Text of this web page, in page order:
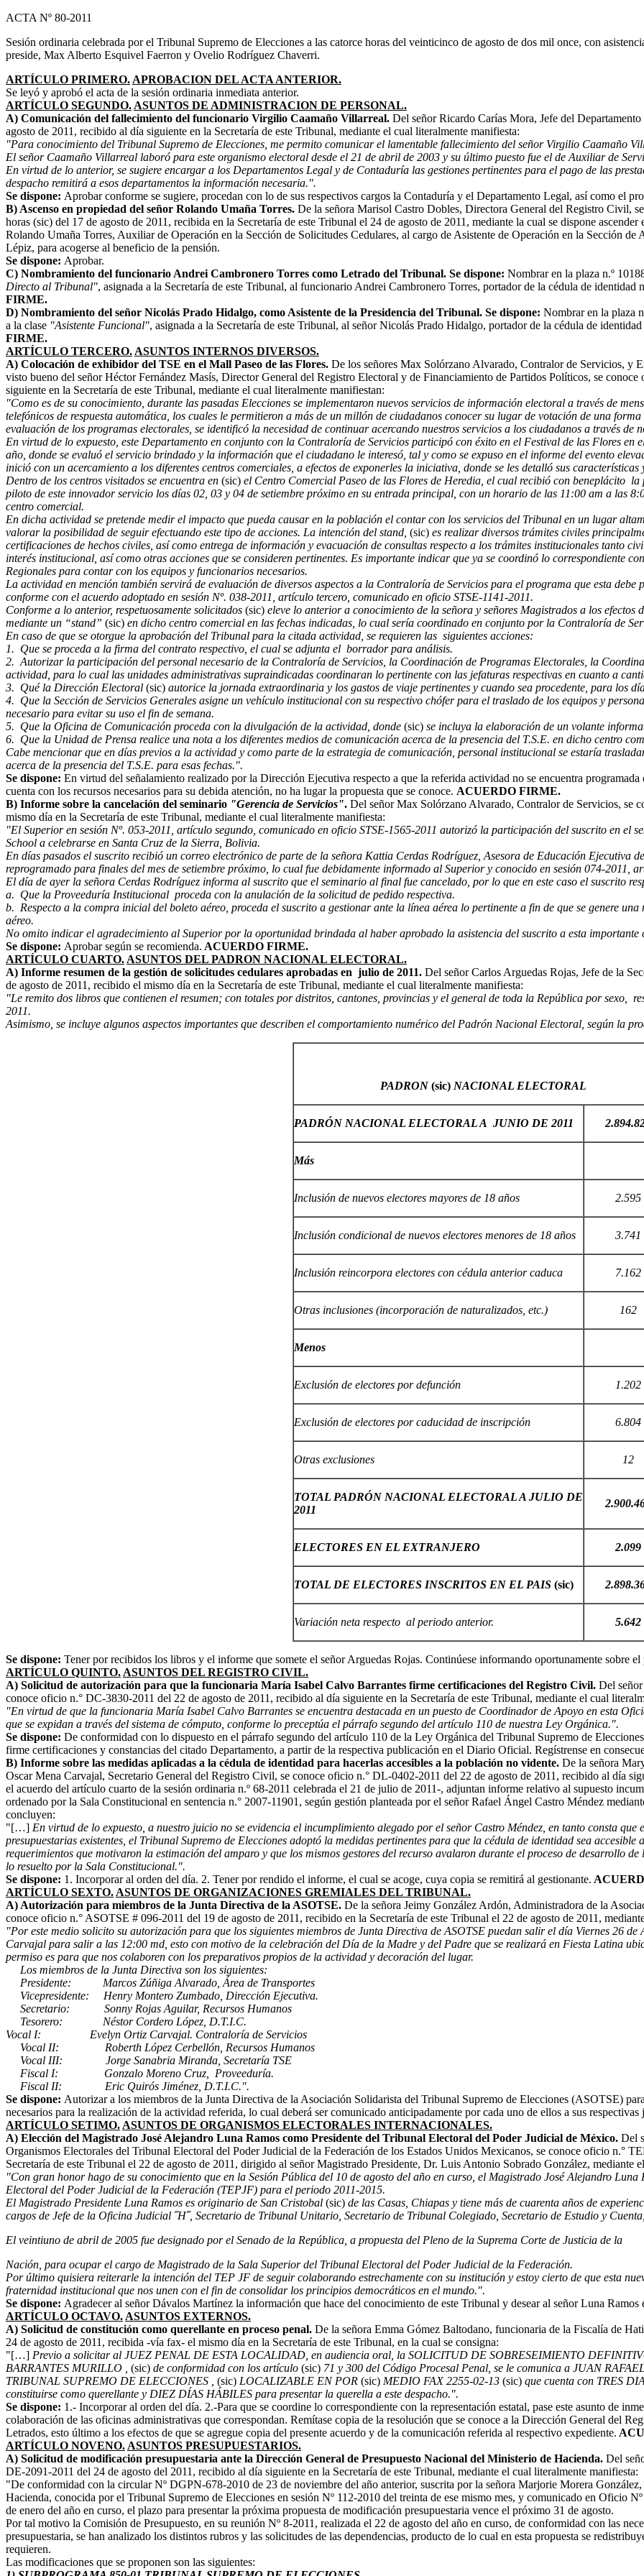
ACTA Nº 80-2011
Sesión ordinaria celebrada por el Tribunal Supremo de Elecciones a las catorce horas del veinticinco de agosto de dos mil once, con
preside, Max Alberto Esquivel Faerron y Ovelio Rodríguez Chaverri.
ARTÍCULO PRIMERO. APROBACION DEL ACTA ANTERIOR.
Se leyó y aprobó el acta de la sesión ordinaria inmediata anterior.
ARTÍCULO SEGUNDO. ASUNTOS DE ADMINISTRACION DE PERSONAL.
A) Comunicación del fallecimiento del funcionario Virgilio Caamaño Villarreal. Del señor Ricardo Carías Mora, Jefe del
agosto de 2011, recibido al día siguiente en la Secretaría de este Tribunal, mediante el cual literalmente manifiesta:
"Para conocimiento del Tribunal Supremo de Elecciones, me permito comunicar el lamentable fallecimiento del señor Virgilio Caamaño
El señor Caamaño Villarreal laboró para este organismo electoral desde el 21 de abril de 2003 y su último puesto fue el de Auxiliar de
En virtud de lo anterior, se sugiere encargar a los Departamentos Legal y de Contaduría las gestiones pertinentes para el pago de las
despacho remitirá a esos departamentos la información necesaria.".
Se dispone: Aprobar conforme se sugiere, procedan con lo de sus respectivos cargos la Contaduría y el Departamento Legal, así como el
B) Ascenso en propiedad del señor Rolando Umaña Torres. De la señora Marisol Castro Dobles, Directora General del Registro Civil,
horas (sic) del 17 de agosto de 2011, recibida en la Secretaría de este Tribunal el 24 de agosto de 2011, mediante la cual se dispone
Rolando Umaña Torres, Auxiliar de Operación en la Sección de Solicitudes Cedulares, al cargo de Asistente de Operación en la Sección
Lépiz, para acogerse al beneficio de la pensión.
Se dispone: Aprobar.
C) Nombramiento del funcionario Andrei Cambronero Torres como Letrado del Tribunal. Se dispone: Nombrar en la plaza n.º
Directo al Tribunal", asignada a la Secretaría de este Tribunal, al funcionario Andrei Cambronero Torres, portador de la cédula de identidad
FIRME.
D) Nombramiento del señor Nicolás Prado Hidalgo, como Asistente de la Presidencia del Tribunal. Se dispone: Nombrar en la plaza
a la clase "Asistente Funcional", asignada a la Secretaría de este Tribunal, al señor Nicolás Prado Hidalgo, portador de la cédula de
FIRME.
ARTÍCULO TERCERO. ASUNTOS INTERNOS DIVERSOS.
A) Colocación de exhibidor del TSE en el Mall Paseo de las Flores. De los señores Max Solórzano Alvarado, Contralor de Servicios, y
visto bueno del señor Héctor Fernández Masís, Director General del Registro Electoral y de Financiamiento de Partidos Políticos, se
siguiente en la Secretaría de este Tribunal, mediante el cual literalmente manifiestan:
"Como es de su conocimiento, durante las pasadas Elecciones se implementaron nuevos servicios de información electoral a través de
telefónicos de respuesta automática, los cuales le permitieron a más de un millón de ciudadanos conocer su lugar de votación de una
evaluación de los programas electorales, se identificó la necesidad de continuar acercando nuestros servicios a los ciudadanos a través de
En virtud de lo expuesto, este Departamento en conjunto con la Contraloría de Servicios participó con éxito en el Festival de las Flores en
año, donde se evaluó el servicio brindado y la información que el ciudadano le interesó, tal y como se expuso en el informe del evento
inició con un acercamiento a los diferentes centros comerciales, a efectos de exponerles la iniciativa, donde se les detalló sus características
Dentro de los centros visitados se encuentra en (sic) el Centro Comercial Paseo de las Flores de Heredia, el cual recibió con beneplácito
piloto de este innovador servicio los días 02, 03 y 04 de setiembre próximo en su entrada principal, con un horario de las 11:00 am a las
centro comercial.
En dicha actividad se pretende medir el impacto que pueda causar en la población el contar con los servicios del Tribunal en un lugar
valorar la posibilidad de seguir efectuando este tipo de acciones. La intención del stand, (sic) es realizar diversos trámites civiles
certificaciones de hechos civiles, así como entrega de información y evacuación de consultas respecto a los trámites institucionales tanto
interés institucional, así como otras acciones que se consideren pertinentes. Es importante indicar que ya se coordinó lo correspondiente
Regionales para contar con los equipos y funcionarios necesarios.
La actividad en mención también servirá de evaluación de diversos aspectos a la Contraloría de Servicios para el programa que esta debe
conforme con el acuerdo adoptado en sesión Nº. 038-2011, artículo tercero, comunicado en oficio STSE-1141-2011.
Conforme a lo anterior, respetuosamente solicitados (sic) eleve lo anterior a conocimiento de la señora y señores Magistrados a los
mediante un “stand” (sic) en dicho centro comercial en las fechas indicadas, lo cual sería coordinado en conjunto por la Contraloría de
En caso de que se otorgue la aprobación del Tribunal para la citada actividad, se requieren las siguientes acciones:
1. Que se proceda a la firma del contrato respectivo, el cual se adjunta el borrador para análisis.
2. Autorizar la participación del personal necesario de la Contraloría de Servicios, la Coordinación de Programas Electorales, la
actividad, para lo cual las unidades administrativas supraindicadas coordinaran lo pertinente con las jefaturas respectivas en cuanto a
3. Qué la Dirección Electoral (sic) autorice la jornada extraordinaria y los gastos de viaje pertinentes y cuando sea procedente, para los
4. Que la Sección de Servicios Generales asigne un vehículo institucional con su respectivo chófer para el traslado de los equipos y
necesario para evitar su uso el fin de semana.
5. Que la Oficina de Comunicación proceda con la divulgación de la actividad, donde (sic) se incluya la elaboración de un volante
6. Que la Unidad de Prensa realice una nota a los diferentes medios de comunicación acerca de la presencia del T.S.E. en dicho centro
Cabe mencionar que en días previos a la actividad y como parte de la estrategia de comunicación, personal institucional se estaría
acerca de la presencia del T.S.E. para esas fechas.".
Se dispone: En virtud del señalamiento realizado por la Dirección Ejecutiva respecto a que la referida actividad no se encuentra
cuenta con los recursos necesarios para su debida atención, no ha lugar la propuesta que se conoce. ACUERDO FIRME.
B) Informe sobre la cancelación del seminario "Gerencia de Servicios". Del señor Max Solórzano Alvarado, Contralor de Servicios, se
mismo día en la Secretaría de este Tribunal, mediante el cual literalmente manifiesta:
"El Superior en sesión Nº. 053-2011, artículo segundo, comunicado en oficio STSE-1565-2011 autorizó la participación del suscrito en el
School a celebrarse en Santa Cruz de la Sierra, Bolivia.
En días pasados el suscrito recibió un correo electrónico de parte de la señora Kattia Cerdas Rodríguez, Asesora de Educación Ejecutiva
reprogramado para finales del mes de setiembre próximo, lo cual fue debidamente informado al Superior y conocido en sesión 074-2011,
El día de ayer la señora Cerdas Rodríguez informa al suscrito que el seminario al final fue cancelado, por lo que en este caso el suscrito
a. Que la Proveeduría Institucional proceda con la anulación de la solicitud de pedido respectiva.
b. Respecto a la compra inicial del boleto aéreo, proceda el suscrito a gestionar ante la línea aérea lo pertinente a fin de que se genere
aéreo.
No omito indicar el agradecimiento al Superior por la oportunidad brindada al haber aprobado la asistencia del suscrito a esta
Se dispone: Aprobar según se recomienda. ACUERDO FIRME.
ARTÍCULO CUARTO. ASUNTOS DEL PADRON NACIONAL ELECTORAL.
A) Informe resumen de la gestión de solicitudes cedulares aprobadas en julio de 2011. Del señor Carlos Arguedas Rojas, Jefe de la
de agosto de 2011, recibido el mismo día en la Secretaría de este Tribunal, mediante el cual literalmente manifiesta:
"Le remito dos libros que contienen el resumen; con totales por distritos, cantones, provincias y el general de toda la República por sexo,
2011.
Asimismo, se incluye algunos aspectos importantes que describen el comportamiento numérico del Padrón Nacional Electoral, según la
PADRON (sic)NACIONAL ELECTORAL
PADRÓN NACIONAL ELECTORAL A JUNIO DE 2011
Más
Inclusión de nuevos electores mayores de 18 años 2.595
Inclusión condicional de nuevos electores menores de 18 años 3.741
Inclusión reincorpora electores con cédula anterior caduca 7.162
Otras inclusiones (incorporación de naturalizados, etc.) 162
Menos
Exclusión de electores por defunción 1.202
Exclusión de electores por caducidad de inscripción 6.804
Otras exclusiones 12
TOTAL PADRÓN NACIONAL ELECTORAL A JULIO DE
2011
ELECTORES EN EL EXTRANJERO 2.099
TOTAL DE ELECTORES INSCRITOS EN EL PAIS (sic)
Variación neta respecto al periodo anterior. 5.642
Se dispone: Tener por recibidos los libros y el informe que somete el señor Arguedas Rojas. Continúese informando oportunamente sobre el
ARTÍCULO QUINTO. ASUNTOS DEL REGISTRO CIVIL.
A) Solicitud de autorización para que la funcionaria María Isabel Calvo Barrantes firme certificaciones del Registro Civil. Del
conoce oficio n.° DC-3830-2011 del 22 de agosto de 2011, recibido al día siguiente en la Secretaría de este Tribunal, mediante el cual
"En virtud de que la funcionaria María Isabel Calvo Barrantes se encuentra destacada en un puesto de Coordinador de Apoyo en esta
que se expidan a través del sistema de cómputo, conforme lo preceptúa el párrafo segundo del artículo 110 de nuestra Ley Orgánica.".
Se dispone: De conformidad con lo dispuesto en el párrafo segundo del artículo 110 de la Ley Orgánica del Tribunal Supremo de
firme certificaciones y constancias del citado Departamento, a partir de la respectiva publicación en el Diario Oficial. Regístrense en
B) Informe sobre las medidas aplicadas a la cédula de identidad para hacerlas accesibles a la población no vidente. De la señora
Oscar Mena Carvajal, Secretario General del Registro Civil, se conoce oficio n.° DL-0402-2011 del 22 de agosto de 2011, recibido al día
el acuerdo del artículo cuarto de la sesión ordinaria n.º 68-2011 celebrada el 21 de julio de 2011-, adjuntan informe relativo al supuesto
ordenado por la Sala Constitucional en sentencia n.° 2007-11901, según gestión planteada por el señor Rafael Ángel Castro Méndez
concluyen:
"[…] En virtud de lo expuesto, a nuestro juicio no se evidencia el incumplimiento alegado por el señor Castro Méndez, en tanto consta que
presupuestarias existentes, el Tribunal Supremo de Elecciones adoptó la medidas pertinentes para que la cédula de identidad sea accesible
requerimientos que motivaron la estimación del amparo y que los mismos gestores del recurso avalaron durante el proceso de desarrollo
lo resuelto por la Sala Constitucional.".
Se dispone: 1. Incorporar al orden del día. 2. Tener por rendido el informe, el cual se acoge, cuya copia se remitirá al gestionante.
ARTÍCULO SEXTO. ASUNTOS DE ORGANIZACIONES GREMIALES DEL TRIBUNAL.
A) Autorización para miembros de la Junta Directiva de la ASOTSE. De la señora Jeimy González Ardón, Administradora de la
conoce oficio n.° ASOTSE # 096-2011 del 19 de agosto de 2011, recibido en la Secretaría de este Tribunal el 22 de agosto de 2011,
"Por este medio solicito su autorización para que los siguientes miembros de Junta Directiva de ASOTSE puedan salir el día Viernes 26
Carvajal para salir a las 12:00 md, esto con motivo de la celebración del Día de la Madre y del Padre que se realizará en Fiesta Latina
permiso es para que nos colaboren con los preparativos propios de la actividad y decoración del lugar.
Los miembros de la Junta Directiva son los siguientes:
Presidente: Marcos Zúñiga Alvarado, Área de Transportes
Vicepresidente: Henry Montero Zumbado, Dirección Ejecutiva.
Secretario: Sonny Rojas Aguilar, Recursos Humanos
Tesorero: Néstor Cordero López, D.T.I.C.
Vocal I: Evelyn Ortiz Carvajal. Contraloría de Servicios
Vocal II: Roberth López Cerbellón, Recursos Humanos
Vocal III: Jorge Sanabria Miranda, Secretaría TSE
Fiscal I: Gonzalo Moreno Cruz, Proveeduría.
Fiscal II: Eric Quirós Jiménez, D.T.I.C.".
Se dispone: Autorizar a los miembros de la Junta Directiva de la Asociación Solidarista del Tribunal Supremo de Elecciones (ASOTSE)
necesarios para la realización de la actividad referida, lo cual deberá ser comunicado anticipadamente por cada uno de ellos a sus
ARTÍCULO SETIMO. ASUNTOS DE ORGANISMOS ELECTORALES INTERNACIONALES.
A) Elección del Magistrado José Alejandro Luna Ramos como Presidente del Tribunal Electoral del Poder Judicial de México. Del
Organismos Electorales del Tribunal Electoral del Poder Judicial de la Federación de los Estados Unidos Mexicanos, se conoce oficio n.°
Secretaría de este Tribunal el 22 de agosto de 2011, dirigido al señor Magistrado Presidente, Dr. Luis Antonio Sobrado González, mediante
"Con gran honor hago de su conocimiento que en la Sesión Pública del 10 de agosto del año en curso, el Magistrado José Alejandro
Electoral del Poder Judicial de la Federación (TEPJF) para el periodo 2011-2015.
El Magistrado Presidente Luna Ramos es originario de San Cristobal (sic) de las Casas, Chiapas y tiene más de cuarenta años de
cargos de Jefe de la Oficina Judicial ˝H˝, Secretario de Tribunal Unitario, Secretario de Tribunal Colegiado, Secretario de Estudio y
El veintiuno de abril de 2005 fue designado por el Senado de la República, a propuesta del Pleno de la Suprema Corte de Justicia de la
Nación, para ocupar el cargo de Magistrado de la Sala Superior del Tribunal Electoral del Poder Judicial de la Federación.
Por último quisiera reiterarle la intención del TEP JF de seguir colaborando estrechamente con su institución y estoy cierto de que esta
fraternidad institucional que nos unen con el fin de consolidar los principios democráticos en el mundo.".
Se dispone: Agradecer al señor Dávalos Martínez la información que hace del conocimiento de este Tribunal y desear al señor Luna Ramos
ARTÍCULO OCTAVO. ASUNTOS EXTERNOS.
A) Solicitud de constitución como querellante en proceso penal. De la señora Emma Gómez Baltodano, funcionaria de la Fiscalía de
24 de agosto de 2011, recibida -vía fax- el mismo día en la Secretaría de este Tribunal, en la cual se consigna:
"[…] Previo a solicitar al JUEZ PENAL DE ESTA LOCALIDAD, en audiencia oral, la SOLICITUD DE SOBRESEIMIENTO
BARRANTES MURILLO , (sic) de conformidad con los artículo (sic) 71 y 300 del Código Procesal Penal, se le comunica a JUAN
TRIBUNAL SUPREMO DE ELECCIONES , (sic) LOCALIZABLE EN POR (sic) MEDIO FAX 2255-02-13 (sic) que cuenta con TRES
constituirse como querellante y DIEZ DÍAS HÁBILES para presentar la querella a este despacho.".
Se dispone: 1.- Incorporar al orden del día. 2.-Para que se coordine lo correspondiente con la representación estatal, pase este asunto de
colaboración de las oficinas administrativas que correspondan. Remítase copia de la resolución que se conoce a la Dirección General del
Letrados, esto último a los efectos de que se agregue copia del presente acuerdo y de la comunicación referida al respectivo expediente.
ARTÍCULO NOVENO. ASUNTOS PRESUPUESTARIOS.
A) Solicitud de modificación presupuestaria ante la Dirección General de Presupuesto Nacional del Ministerio de Hacienda. Del
DE-2091-2011 del 24 de agosto del 2011, recibido al día siguiente en la Secretaría de este Tribunal, mediante el cual literalmente manifiesta:
"De conformidad con la circular Nº DGPN-678-2010 de 23 de noviembre del año anterior, suscrita por la señora Marjorie Morera
Hacienda, conocida por el Tribunal Supremo de Elecciones en sesión Nº 112-2010 del treinta de ese mismo mes, y comunicado en Oficio
de enero del año en curso, el plazo para presentar la próxima propuesta de modificación presupuestaria vence el próximo 31 de agosto.
Por tal motivo la Comisión de Presupuesto, en su reunión Nº 8-2011, realizada el 22 de agosto del año en curso, de conformidad con las
presupuestaria, se han analizado los distintos rubros y las solicitudes de las dependencias, producto de lo cual en esta propuesta se
requieren.
Las modificaciones que se proponen son las siguientes: